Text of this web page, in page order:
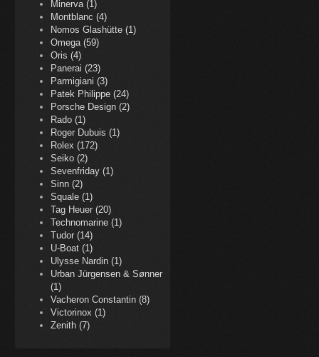
Minerva (1)
Montblanc (4)
Nomos Glashütte (1)
Omega (59)
Oris (4)
Panerai (23)
Parmigiani (3)
Patek Philippe (24)
Porsche Design (2)
Rado (1)
Roger Dubuis (1)
Rolex (172)
Seiko (2)
Sevenfriday (1)
Sinn (2)
Squale (1)
Tag Heuer (20)
Technomarine (1)
Tudor (14)
U-Boat (1)
Ulysse Nardin (1)
Urban Jürgensen & Sønner
(1)
Vacheron Constantin (8)
Victorinox (1)
Zenith (7)